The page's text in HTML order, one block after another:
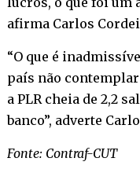
afirma Carlos
“O que é
país não
a PLR cheia de 2,2
banco”, adverte
Fonte: Contraf-CUT